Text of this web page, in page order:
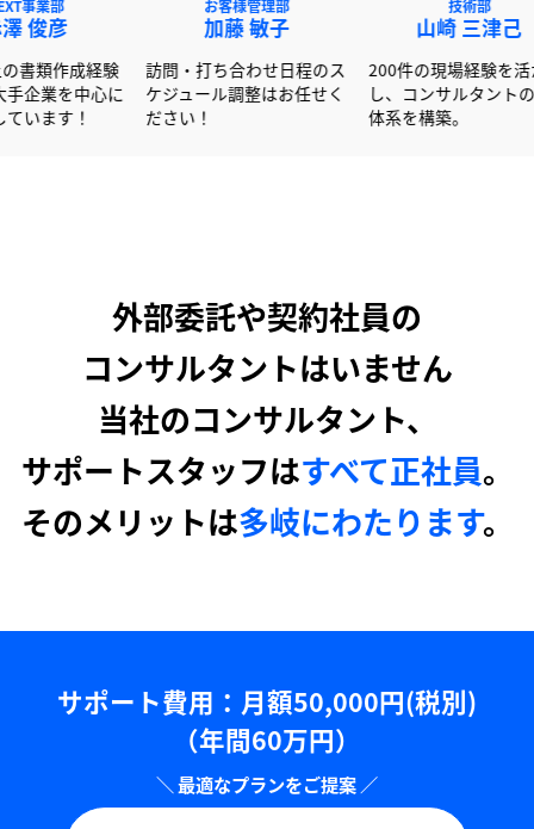
200件の
し、コン
訪問・打ち合わせ日程のス
ケジュール調整はお任せく
600社以上の書類作成経験
を活かし大手企業を中心に
サポートしています！
外部委託や契約社員の
コンサルタントはいません
当社のコンサルタント、
サポートスタッフはすべて正社員。
そのメリットは多岐にわたります。
サポート費用：⽉額50,000円(税別)
（年間60万円）